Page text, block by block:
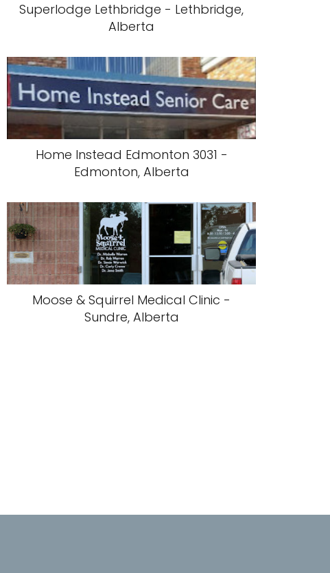
Superlodge Lethbridge - Lethbridge,
Alberta
Home Instead Edmonton 3031 -
Edmonton, Alberta
Moose & Squirrel Medical Clinic -
Sundre, Alberta